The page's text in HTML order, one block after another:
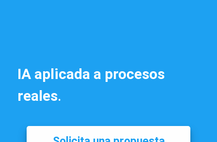
IA aplicada a procesos
reales.